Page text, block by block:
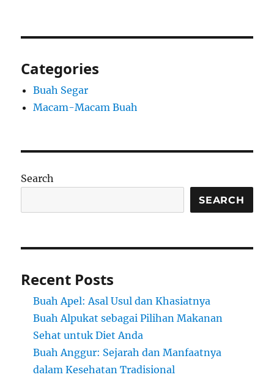
Categories
Buah Segar
Macam-Macam Buah
Search
SEARCH
Recent Posts
Buah Apel: Asal Usul dan Khasiatnya
Buah Alpukat sebagai Pilihan Makanan
Sehat untuk Diet Anda
Buah Anggur: Sejarah dan Manfaatnya
dalam Kesehatan Tradisional